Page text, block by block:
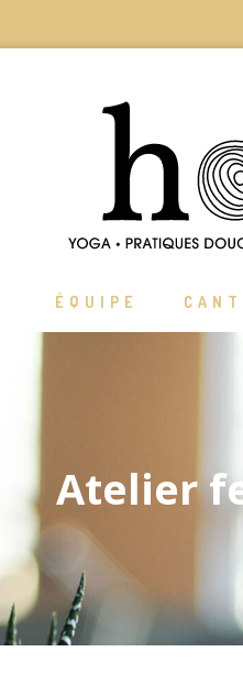
ÉQUIPE
Atelier